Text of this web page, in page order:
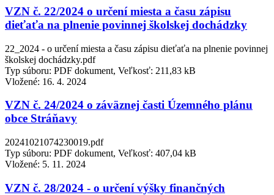
VZN č. 22/2024 o určení miesta a času zápisu
dieťaťa na plnenie povinnej školskej dochádzky
22_2024 - o určení miesta a času zápisu dieťaťa na plnenie povinnej
školskej dochádzky.pdf
Typ súboru: PDF dokument, Veľkosť: 211,83 kB
Vložené: 16. 4. 2024
VZN č. 24/2024 o záväznej časti Územného plánu
obce Stráňavy
20241021074230019.pdf
Typ súboru: PDF dokument, Veľkosť: 407,04 kB
Vložené: 5. 11. 2024
VZN č. 28/2024 - o určení výšky finančných